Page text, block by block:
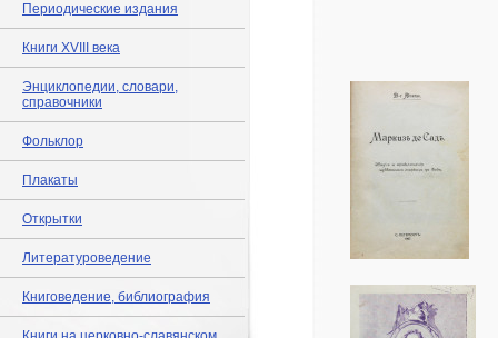
Периодические издания
Книги XVIII века
Энциклопедии, словари,
справочники
Фольклор
Плакаты
Открытки
Литературоведение
Книговедение, библиография